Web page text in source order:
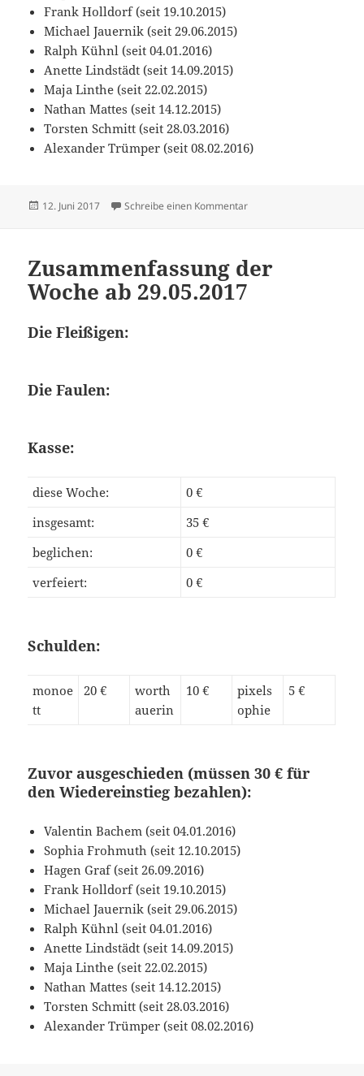
Frank Holldorf (seit 19.10.2015)
Michael Jauernik (seit 29.06.2015)
Ralph Kühnl (seit 04.01.2016)
Anette Lindstädt (seit 14.09.2015)
Maja Linthe (seit 22.02.2015)
Nathan Mattes (seit 14.12.2015)
Torsten Schmitt (seit 28.03.2016)
Alexander Trümper (seit 08.02.2016)
Veröffentlicht
12. Juni 2017 Schreibe einen Kommentarzu Zusammenfassung
Zusammenfassung der
Woche ab 29.05.2017
Die Fleißigen:
Die Faulen:
Kasse:
diese Woche:
0 €
insgesamt:
35 €
beglichen:
0 €
verfeiert:
0 €
Schulden:
monoe
tt
20 €
worth
auerin
10 €
pixels
ophie
5 €
Zuvor ausgeschieden (müssen 30 € für
den Wiedereinstieg bezahlen):
Valentin Bachem (seit 04.01.2016)
Sophia Frohmuth (seit 12.10.2015)
Hagen Graf (seit 26.09.2016)
Frank Holldorf (seit 19.10.2015)
Michael Jauernik (seit 29.06.2015)
Ralph Kühnl (seit 04.01.2016)
Anette Lindstädt (seit 14.09.2015)
Maja Linthe (seit 22.02.2015)
Nathan Mattes (seit 14.12.2015)
Torsten Schmitt (seit 28.03.2016)
Alexander Trümper (seit 08.02.2016)